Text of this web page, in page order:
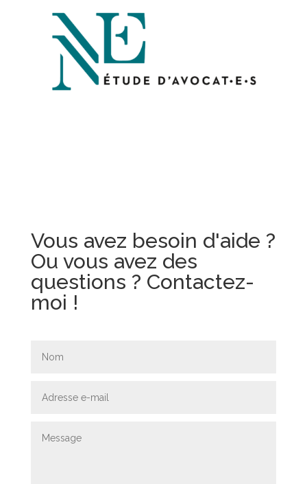
Vous avez besoin d'aide ?
Ou vous avez des
questions ? Contactez-
moi !